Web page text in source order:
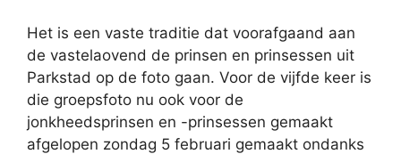
Het is een vaste traditie dat voorafgaand aan
de vastelaovend de prinsen en prinsessen uit
Parkstad op de foto gaan. Voor de vijfde keer is
die groepsfoto nu ook voor de
jonkheedsprinsen en -prinsessen gemaakt
afgelopen zondag 5 februari gemaakt ondanks